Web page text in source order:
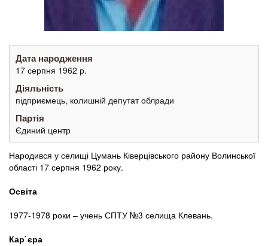
Дата народження
17 серпня 1962 р.
Діяльність
підприємець, колишній депутат облради
Партія
Єдиний центр
Народився у селищі Цумань Ківерцівського району Волинської
області 17 серпня 1962 року.
Освіта
1977-1978 роки – учень СПТУ №3 селища Клевань.
Кар`єра